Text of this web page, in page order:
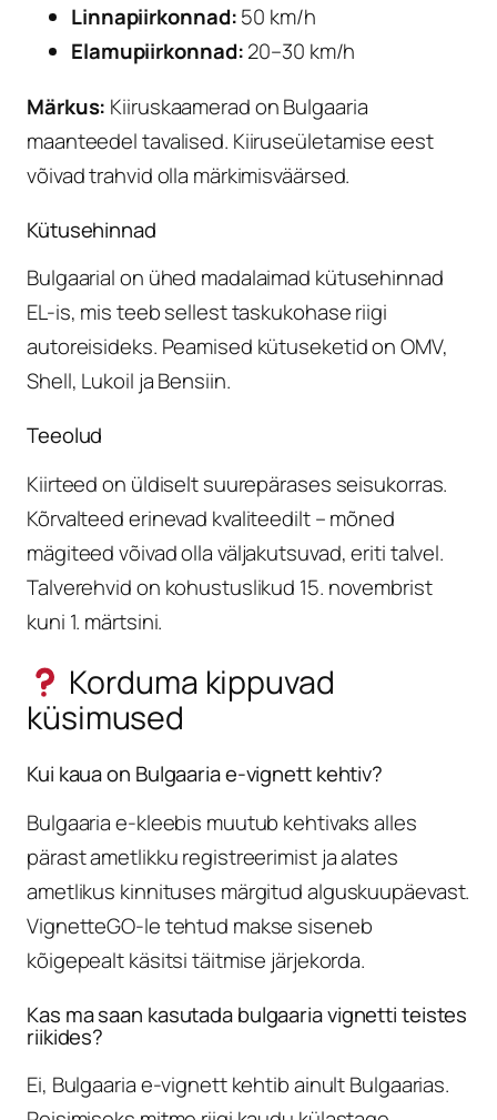
Linnapiirkonnad:50 km/h
Elamupiirkonnad:20–30 km/h
Märkus: Kiiruskaamerad on Bulgaaria
maanteedel tavalised. Kiiruseületamise eest
võivad trahvid olla märkimisväärsed.
Kütusehinnad
Bulgaarial on ühed madalaimad kütusehinnad
EL-is, mis teeb sellest taskukohase riigi
autoreisideks. Peamised kütuseketid on OMV,
Shell, Lukoil ja Bensiin.
Teeolud
Kiirteed on üldiselt suurepärases seisukorras.
Kõrvalteed erinevad kvaliteedilt – mõned
mägiteed võivad olla väljakutsuvad, eriti talvel.
Talverehvid on kohustuslikud 15. novembrist
kuni 1. märtsini.
Korduma kippuvad
küsimused
Kui kaua on Bulgaaria e-vignett kehtiv?
Bulgaaria e-kleebis muutub kehtivaks alles
pärast ametlikku registreerimist ja alates
ametlikus kinnituses märgitud alguskuupäevast.
VignetteGO-le tehtud makse siseneb
kõigepealt käsitsi täitmise järjekorda.
Kas ma saan kasutada bulgaaria vignetti teistes
riikides?
Ei, Bulgaaria e-vignett kehtib ainult Bulgaarias.